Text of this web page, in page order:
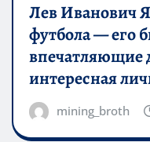
Лев Иванович
футбола — его
впечатляющие
интересная
mining_broth